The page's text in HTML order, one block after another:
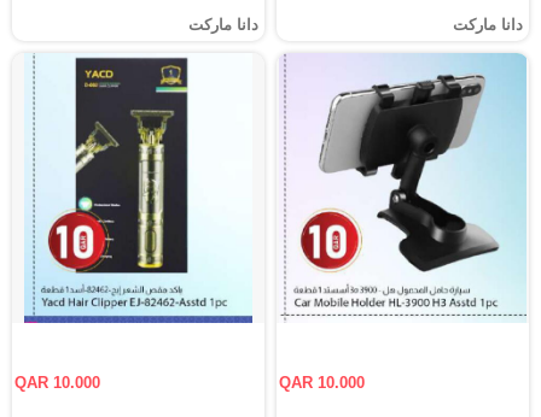
دانا ماركت دانا ماركت
QAR 10.000
QAR 10.000